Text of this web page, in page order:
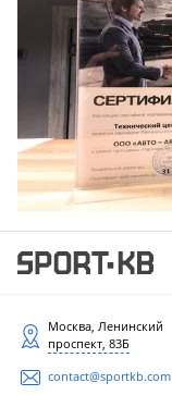
Москва, Ленинский
проспект, 83Б
contact@sportkb.com